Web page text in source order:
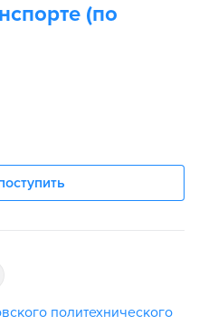
(по
политехнического